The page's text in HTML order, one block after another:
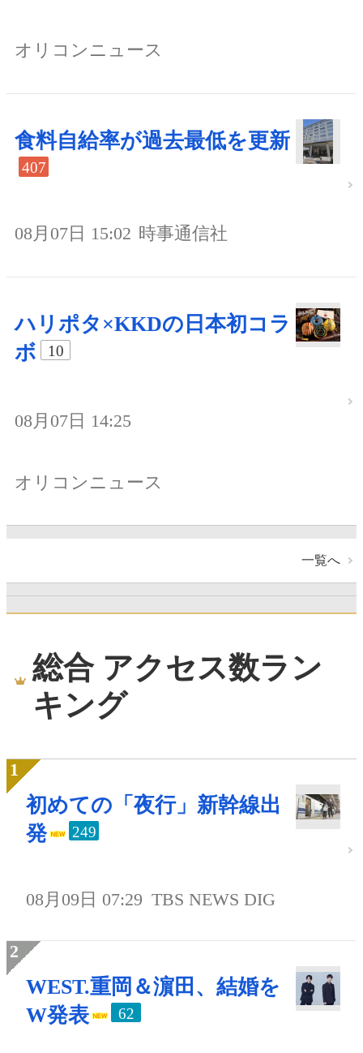
オリコンニュース
食料自給率が過去最低を更新
407
08月07日 15:02 時事通信社
ハリポタ×KKDの日本初コラ
ボ
10
08月07日 14:25
オリコンニュース
一覧へ
総合 アクセス数ラン
キング
初めての「夜行」新幹線出
発
249
08月09日 07:29 TBS NEWS DIG
WEST.重岡＆濵田、結婚を
W発表
62